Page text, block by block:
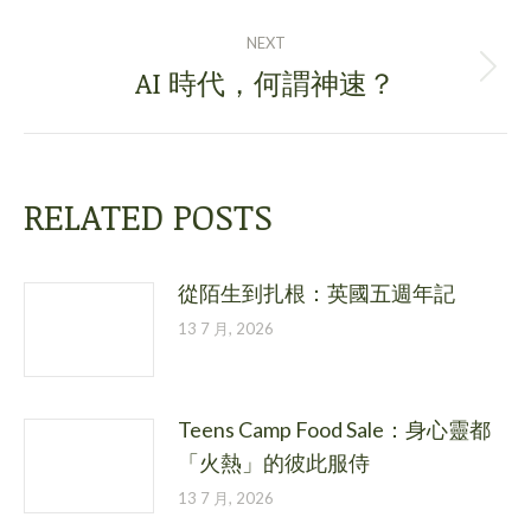
NEXT
Next
AI 時代，何謂神速？
RELATED POSTS
從陌生到扎根：英國五週年記
13 7 月, 2026
Teens Camp Food Sale：身心靈都
「火熱」的彼此服侍
13 7 月, 2026